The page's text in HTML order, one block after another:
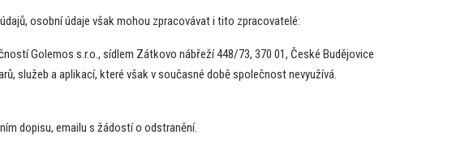
osobní údaje však mohou zpracovávat i tito zpracovatelé:
Golemos s.r.o., sídlem Zátkovo nábřeží 448/73, 370 01, České Budějovice
služeb a aplikací, které však v současné době společnost nevyužívá.
dopisu, emailu s žádostí o odstranění.